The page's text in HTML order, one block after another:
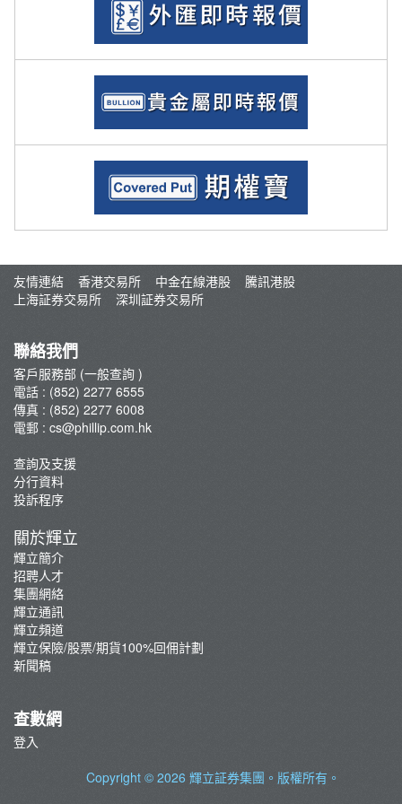
友情連結 香港交易所 中金在線港股
騰訊港股
上海証券交易所
深圳証券交易所
聯絡我們
客戶服務部 (一般查詢 )
電話 : (852) 2277 6555
傳真 : (852) 2277 6008
電郵 : cs@phillip.com.hk
查詢及支援
分行資料
投訴程序
關於輝立
輝立簡介
招聘人才
集團網絡
輝立通訊
輝立頻道
輝立保險/股票/期貨100%回佣計劃
新聞稿
查數網
登入
Copyright © 2026 輝立証券集團 。版權所有。